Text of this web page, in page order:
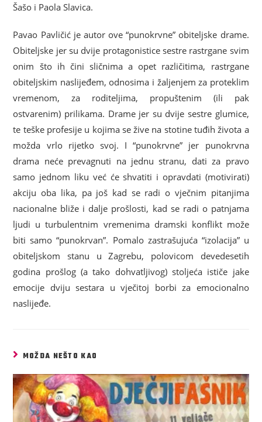
Šašo i Paola Slavica.
Pavao Pavličić je autor ove “punokrvne” obiteljske drame.
Obiteljske jer su dvije protagonistice sestre rastrgane svim
onim što ih čini sličnima a opet različitima, rastrgane
obiteljskim naslijeđem, odnosima i žaljenjem za proteklim
vremenom, za roditeljima, propuštenim (ili pak
ostvarenim) prilikama. Drame jer su dvije sestre glumice,
te teške profesije u kojima se žive na stotine tuđih života a
možda vrlo rijetko svoj. I “punokrvne” jer punokrvna
drama neće prevagnuti na jednu stranu, dati za pravo
samo jednom liku već će shvatiti i opravdati (motivirati)
akciju oba lika, pa još kad se radi o vječnim pitanjima
nacionalne bliže i dalje prošlosti, kad se radi o patnjama
ljudi u turbulentnim vremenima dramski konflikt može
biti samo “punokrvan”. Pomalo zastrašujuća “izolacija” u
obiteljskom stanu u Zagrebu, polovicom devedesetih
godina prošlog (a tako dohvatljivog) stoljeća ističe jake
emocije dviju sestara u vječitoj borbi za emocionalno
naslijeđe.
MOŽDA NEŠTO KAO